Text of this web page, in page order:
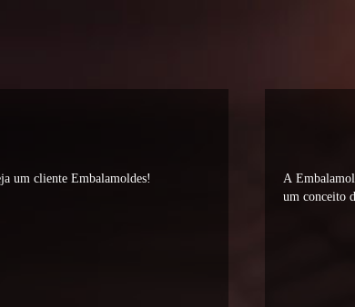
um cliente Embalamoldes!
A
um conceito